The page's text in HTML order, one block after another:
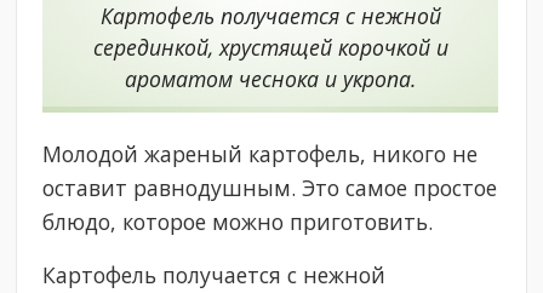
Картофель получается с нежной
серединкой, хрустящей корочкой и
ароматом чеснока и укропа.
Молодой жареный картофель, никого не
оставит равнодушным. Это самое простое
блюдо, которое можно приготовить.
Картофель получается с нежной